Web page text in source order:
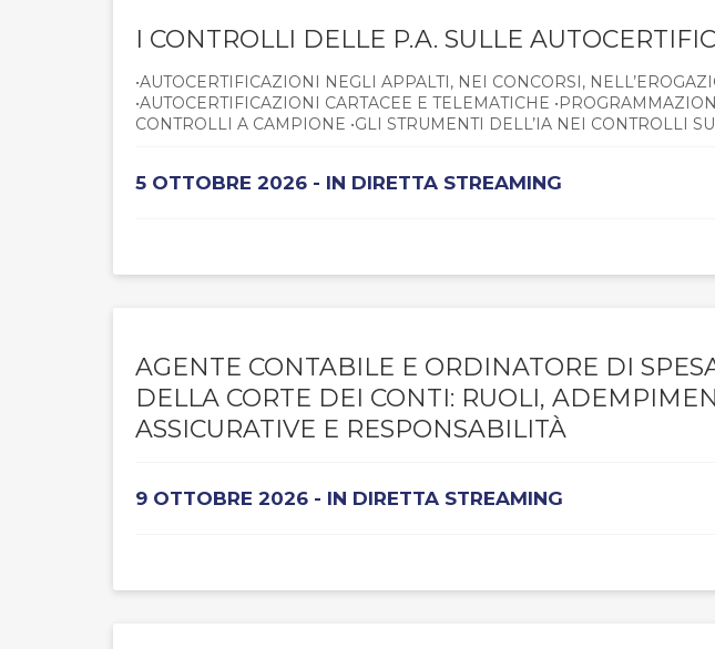
I CONTROLLI DELLE P.A. SULLE
•AUTOCERTIFICAZIONI NEGLI APPALTI, NEI CONCORSI,
•AUTOCERTIFICAZIONI CARTACEE E TELEMATICHE
CONTROLLI A CAMPIONE •GLI STRUMENTI DELL’IA NEI CONTROLLI
5 OTTOBRE 2026 - IN DIRETTA STREAMING
AGENTE CONTABILE E ORDINATORE DI
DELLA CORTE DEI CONTI: RUOLI,
ASSICURATIVE E RESPONSABILITÀ
9 OTTOBRE 2026 - IN DIRETTA STREAMING